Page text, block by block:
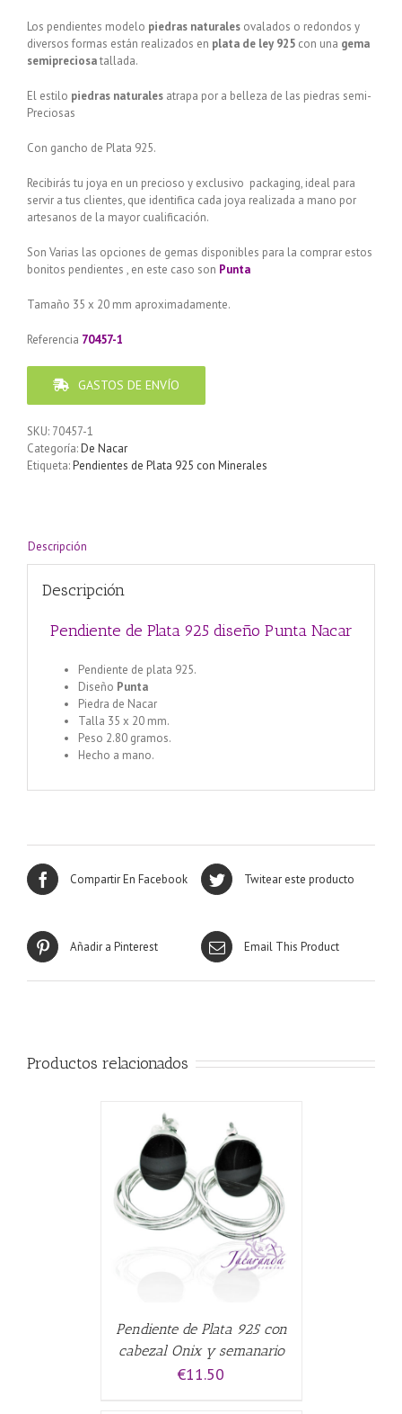
Los pendientes modelo piedras naturales ovalados o redondos y
diversos formas están realizados en plata de ley 925 con una gema
semipreciosatallada.
El estilo piedras naturales atrapa por a belleza de las piedras semi-
Preciosas
Con gancho de Plata 925.
Recibirás tu joya en un precioso y exclusivo packaging, ideal para
servir a tus clientes, que identifica cada joya realizada a mano por
artesanos de la mayor cualificación.
Son Varias las opciones de gemas disponibles para la comprar estos
bonitos pendientes , en este caso son Punta
Tamaño 35 x 20 mm aproximadamente.
Referencia 70457-1
GASTOS DE ENVÍO
SKU: 70457-1
Categoría:De Nacar
Etiqueta:Pendientes de Plata 925 con Minerales
Descripción
Descripción
Pendiente de Plata 925 diseño Punta Nacar
Pendiente de plata 925.
Diseño Punta
Piedra de Nacar
Talla 35 x 20 mm.
Peso 2.80 gramos.
Hecho a mano.
Compartir En Facebook Twitear este producto
Añadir a Pinterest Email This Product
Productos relacionados
Pendiente de Plata 925 con
cabezal Onix y semanario
€11.50